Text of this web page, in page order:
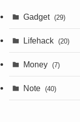
Gadget (29)
Lifehack (20)
Money (7)
Note (40)